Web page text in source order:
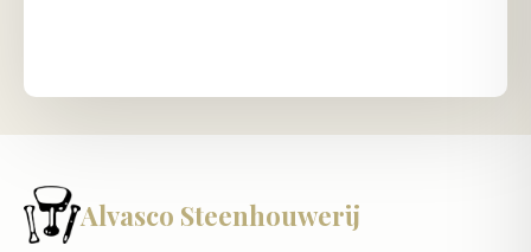
Alvasco Steenhouwerij